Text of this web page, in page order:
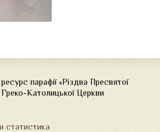
парафії «Різдва Пресвятої
Греко-Католицької Церкви